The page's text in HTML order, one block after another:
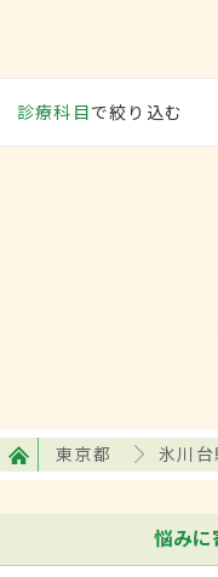
診療科目で絞り込む
東京都 氷川台
悩みに